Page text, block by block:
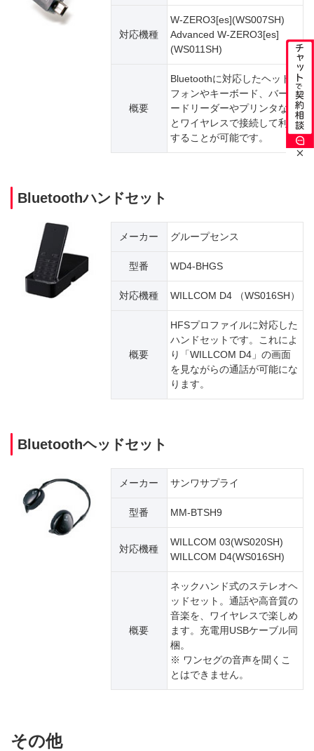
対応機種
W-ZERO3[es](WS007SH)
Advanced W-ZERO3[es]
(WS011SH)
概要
Bluetoothに対応したヘッド
フォンやキーボード、バーコ
ードリーダーやプリンタなど
とワイヤレスで接続して利用
することが可能です。
Bluetoothハンドセット
メーカー グループセンス
型番 WD4-BHGS
対応機種 WILLCOM D4 （WS016SH）
概要
HFSプロファイルに対応した
ハンドセットです。これによ
り「WILLCOM D4」の画面
を見ながらの通話が可能にな
ります。
Bluetoothヘッドセット
メーカー サンワサプライ
型番 MM-BTSH9
対応機種
WILLCOM 03(WS020SH)
WILLCOM D4(WS016SH)
概要
ネックハンド式のステレオヘ
ッドセット。通話や高音質の
音楽を、ワイヤレスで楽しめ
ます。充電用USBケーブル同
梱。
※ ワンセグの音声を聞くこ
とはできません。
その他